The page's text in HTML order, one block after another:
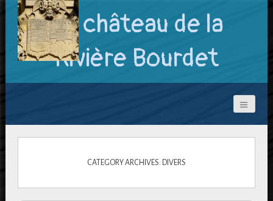
Le château de la
Rivière Bourdet
CATEGORY ARCHIVES: DIVERS